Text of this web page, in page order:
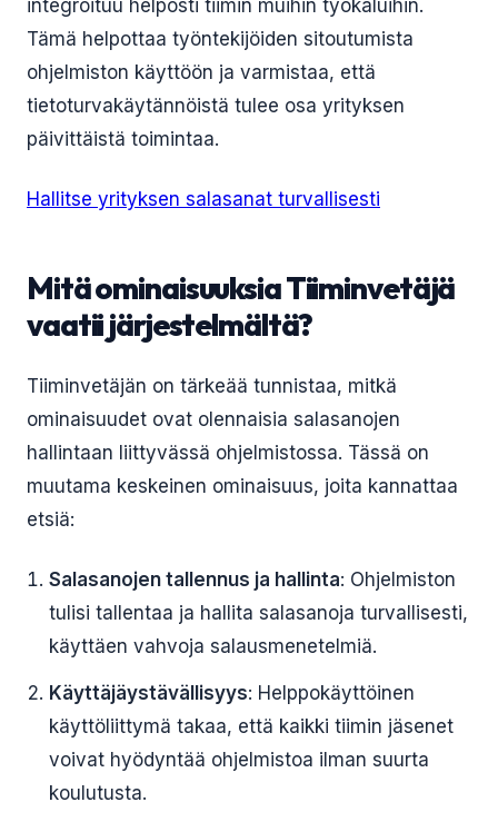
integroituu helposti tiimin muihin työkaluihin.
Tämä helpottaa työntekijöiden sitoutumista
ohjelmiston käyttöön ja varmistaa, että
tietoturvakäytännöistä tulee osa yrityksen
päivittäistä toimintaa.
Hallitse yrityksen salasanat turvallisesti
Mitä ominaisuuksia Tiiminvetäjä
vaatii järjestelmältä?
Tiiminvetäjän on tärkeää tunnistaa, mitkä
ominaisuudet ovat olennaisia salasanojen
hallintaan liittyvässä ohjelmistossa. Tässä on
muutama keskeinen ominaisuus, joita kannattaa
etsiä:
Salasanojen tallennus ja hallinta: Ohjelmiston
tulisi tallentaa ja hallita salasanoja turvallisesti,
käyttäen vahvoja salausmenetelmiä.
Käyttäjäystävällisyys: Helppokäyttöinen
käyttöliittymä takaa, että kaikki tiimin jäsenet
voivat hyödyntää ohjelmistoa ilman suurta
koulutusta.